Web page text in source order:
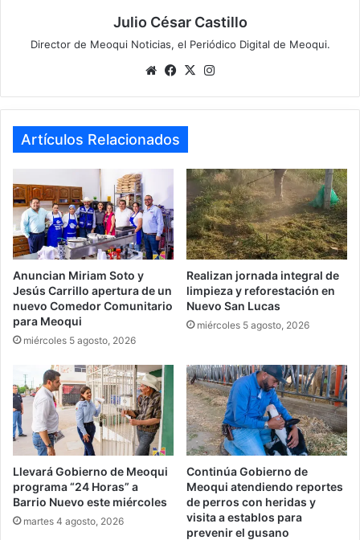
Julio César Castillo
Director de Meoqui Noticias, el Periódico Digital de Meoqui.
WebsiteFacebook
X
Artículos Relacionados
Anuncian Miriam Soto y
Jesús Carrillo apertura de un
nuevo Comedor Comunitario
para Meoqui
miércoles 5 agosto, 2026
Realizan jornada integral de
limpieza y reforestación en
Nuevo San Lucas
miércoles 5 agosto, 2026
Llevará Gobierno de Meoqui
programa “24 Horas” a
Barrio Nuevo este miércoles
martes 4 agosto, 2026
Continúa Gobierno de
Meoqui atendiendo reportes
de perros con heridas y
visita a establos para
prevenir el gusano